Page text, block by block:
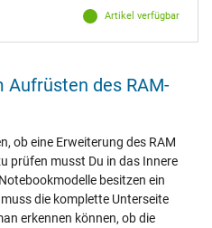
Artikel verfügbar
des RAM-
ob eine Erweiterung des RAM
prüfen musst Du in das Innere
besitzen ein
die komplette Unterseite
erkennen können, ob die